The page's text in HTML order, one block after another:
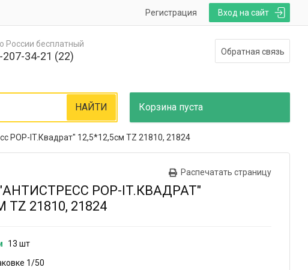
Вход на сайт
Регистрация
России бесплатный
207-34-21 (22) Обратная связь
Корзина пуста
НАЙТИ
POP-IT.Квадрат" 12,5*12,5см TZ 21810, 21824
Распечатать страницу
POP-IT.КВАДРАТ"
TZ 21810, 21824
13 шт
1/50